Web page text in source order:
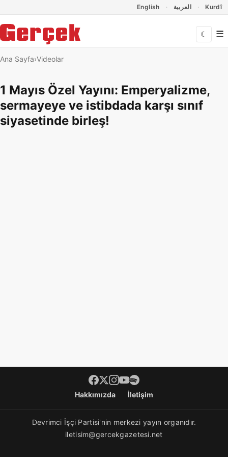
English العربية Kurdî
☾ ☰
Ana Sayfa Videolar
1 Mayıs Özel Yayını: Emperyalizme,
sermayeye ve istibdada karşı sınıf
siyasetinde birleş!
Footer menüHakkımızda İletişim
Devrimci İşçi Partisi'nin merkezi yayın organıdır.
iletisim@gercekgazetesi.net